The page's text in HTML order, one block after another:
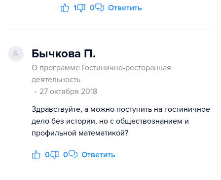
1 0 Ответить
Бычкова П.
О программе Гостинично-ресторанная
деятельность
27 октября 2018
Здравствуйте, а можно поступить на гостиничное
дело без истории, но с обществознанием и
профильной математикой?
0 0 Ответить